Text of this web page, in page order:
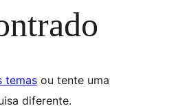
temasou tente uma
diferente.